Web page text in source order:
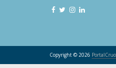
Copyright © 2026